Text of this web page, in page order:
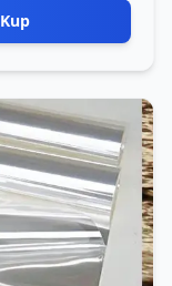
Kup